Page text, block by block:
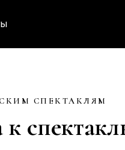
СПЕКТАКЛЯМ